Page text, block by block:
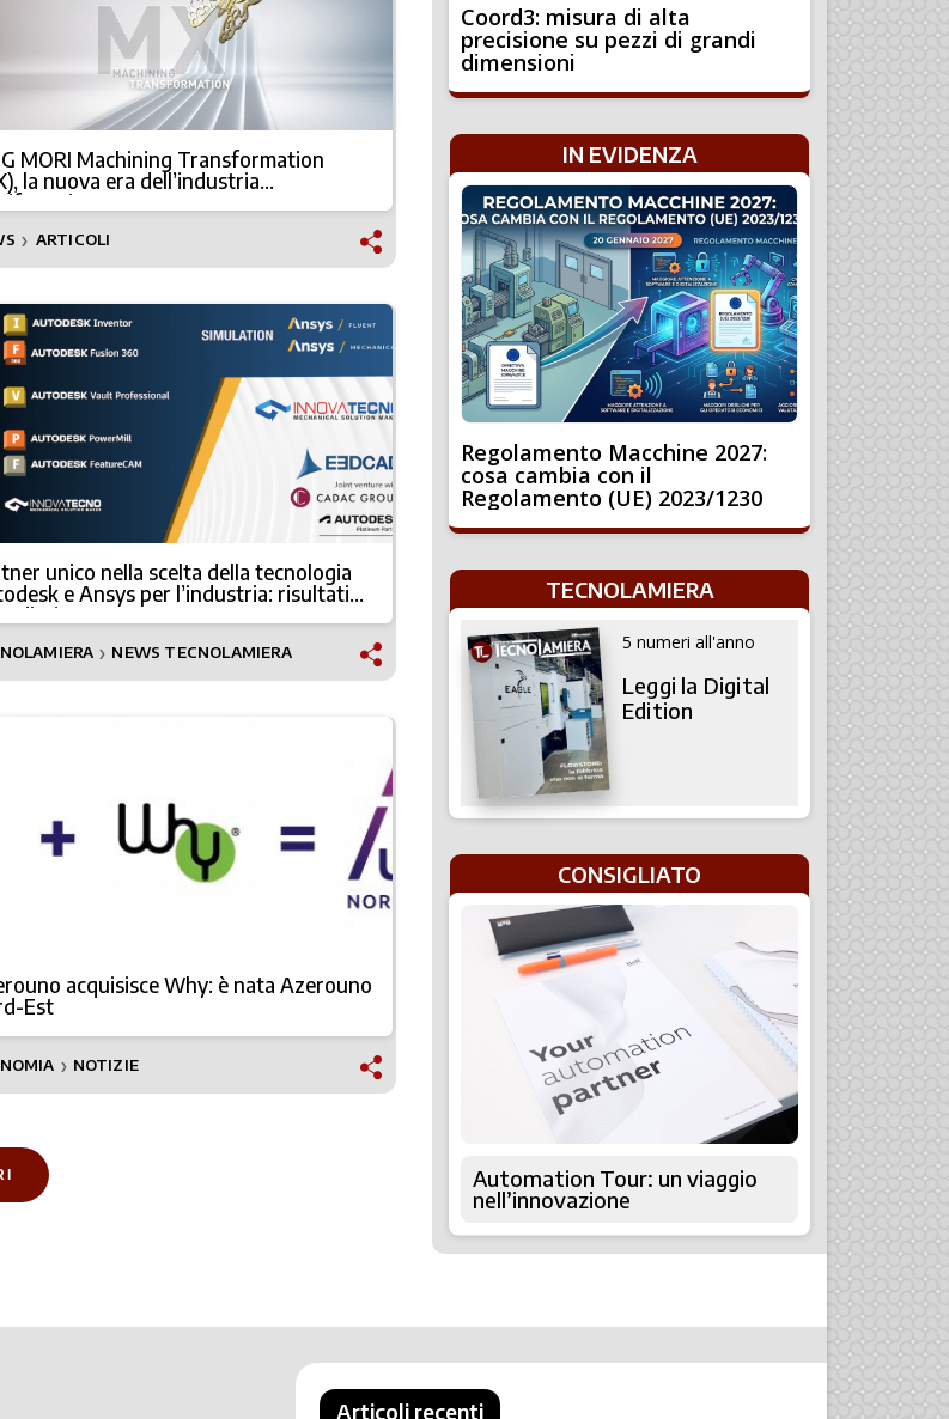
MORI Machining Transformation
la nuova era dell’industria
❯ ARTICOLI
unico nella scelta della tecnologia
e Ansys per l’industria: risultati
❯ NEWS TECNOLAMIERA
acquisisce Why: è nata Azerouno
Est
❯ NOTIZIE
Coord3: misura di alta
precisione su pezzi di grandi
dimensioni
IN EVIDENZA
Regolamento Macchine 2027:
cosa cambia con il
Regolamento (UE) 2023/1230
TECNOLAMIERA
5 numeri all'anno
Leggi la Digital
Edition
CONSIGLIATO
Automation Tour: un viaggio
nell’innovazione
Articoli recenti